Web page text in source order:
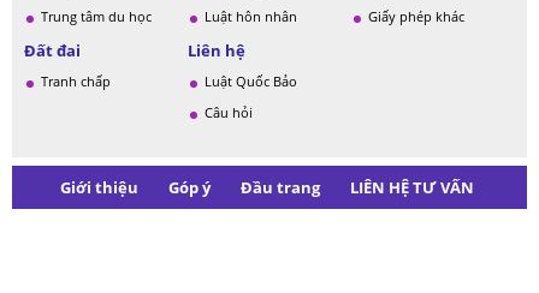
Trung tâm du học
Luật hôn nhân
Giấy phép khác
Đất đai
Tranh chấp
Liên hệ
Luật Quốc Bảo
Câu hỏi
Giới thiệu Góp ý Đầu trang LIÊN HỆ TƯ VẤN